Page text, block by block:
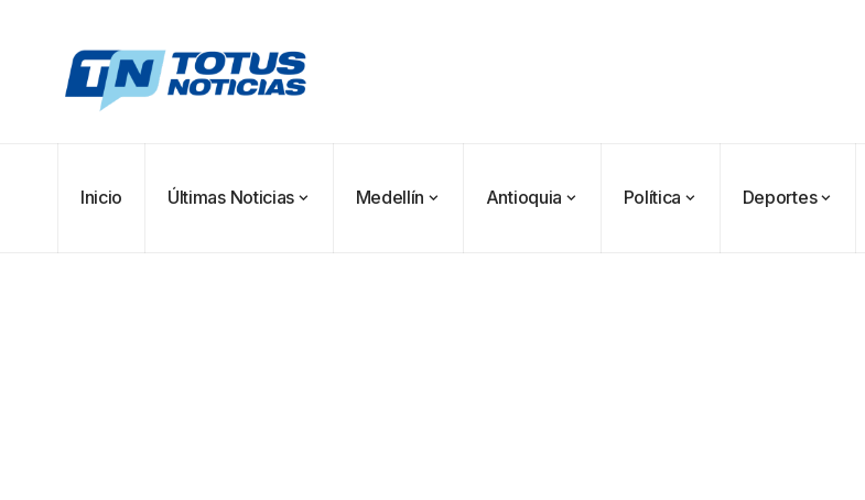
Inicio Últimas Noticias Medellín Antioquia Política Deportes